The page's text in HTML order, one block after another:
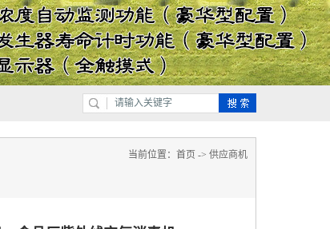
当前位置： 首页 -> 供应商机